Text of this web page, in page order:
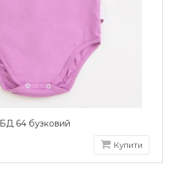
БД 64 бузковий
Купити